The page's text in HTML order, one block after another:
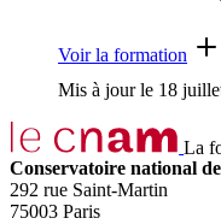
Voir la formation
Mis à jour le 18
La
Conservatoire national
292 rue Saint-Martin
75003 Paris